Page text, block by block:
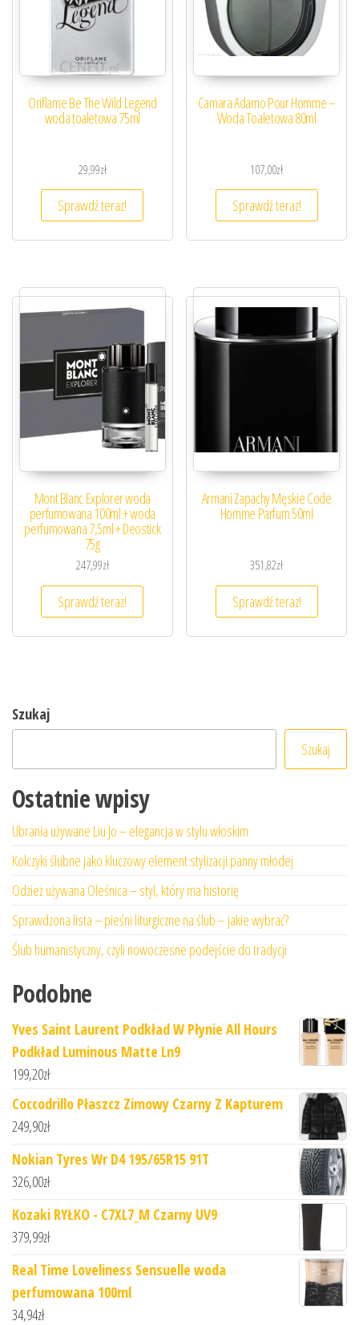
Oriflame Be The Wild Legend
woda toaletowa 75ml
29,99zł
Sprawdź teraz!
Camara Adamo Pour Homme –
Woda Toaletowa 80ml
107,00zł
Sprawdź teraz!
Mont Blanc Explorer woda
perfumowana 100ml + woda
perfumowana 7,5ml + Deostick
75g
247,99zł
Sprawdź teraz!
Armani Zapachy Męskie Code
Homme Parfum 50ml
351,82zł
Sprawdź teraz!
Szukaj
Szukaj
Ostatnie wpisy
Ubrania używane Liu Jo – elegancja w stylu włoskim
Kolczyki ślubne jako kluczowy element stylizacji panny młodej
Odzież używana Oleśnica – styl, który ma historię
Sprawdzona lista – pieśni liturgiczne na ślub – jakie wybrać?
Ślub humanistyczny, czyli nowoczesne podejście do tradycji
Podobne
Yves Saint Laurent Podkład W Płynie All Hours
Podkład Luminous Matte Ln9
199,20zł
Coccodrillo Płaszcz Zimowy Czarny Z Kapturem
249,90zł
Nokian Tyres Wr D4 195/65R15 91T
326,00zł
Kozaki RYŁKO - C7XL7_M Czarny UV9
379,99zł
Real Time Loveliness Sensuelle woda
perfumowana 100ml
34,94zł